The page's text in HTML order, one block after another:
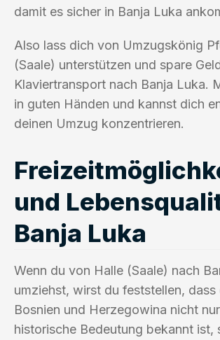
damit es sicher in Banja Luka
Also lass dich von Umzugskönig
(Saale) unterstützen und spare
Klaviertransport nach Banja Luka.
in guten Händen und kannst dich
deinen Umzug konzentrieren.
und
Banja Luka
Wenn du von Halle (Saale) nach
umziehst, wirst du feststellen, dass
Bosnien und Herzegowina nicht
historische Bedeutung bekannt ist,